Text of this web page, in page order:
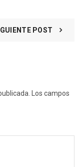
POST
Los campos